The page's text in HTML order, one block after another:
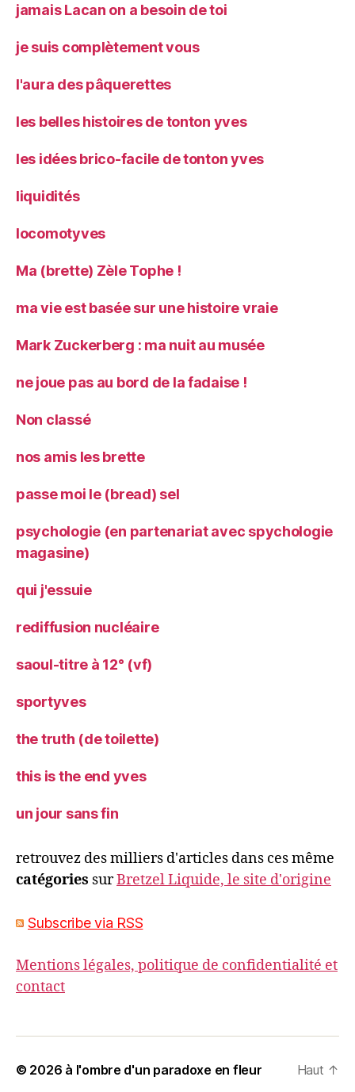
jamais Lacan on a besoin de toi
je suis complètement vous
l'aura des pâquerettes
les belles histoires de tonton yves
les idées brico-facile de tonton yves
liquidités
locomotyves
Ma (brette) Zèle Tophe !
ma vie est basée sur une histoire vraie
Mark Zuckerberg : ma nuit au musée
ne joue pas au bord de la fadaise !
Non classé
nos amis les brette
passe moi le (bread) sel
psychologie (en partenariat avec spychologie
magasine)
qui j'essuie
rediffusion nucléaire
saoul-titre à 12° (vf)
sportyves
the truth (de toilette)
this is the end yves
un jour sans fin
retrouvez des milliers d'articles dans ces même
catégories surBretzel Liquide, le site d'origine
Subscribe via RSS
Mentions légales, politique de confidentialité et
contact
© 2026 à l'ombre d'un paradoxe en fleur Haut ↑